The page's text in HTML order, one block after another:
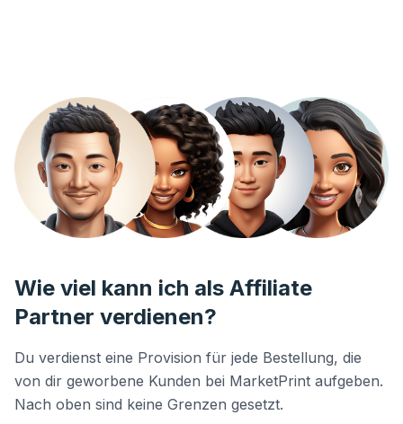
Wie viel kann ich als Affiliate
Partner verdienen?
Du verdienst eine Provision für jede Bestellung, die
von dir geworbene Kunden bei MarketPrint aufgeben.
Nach oben sind keine Grenzen gesetzt.